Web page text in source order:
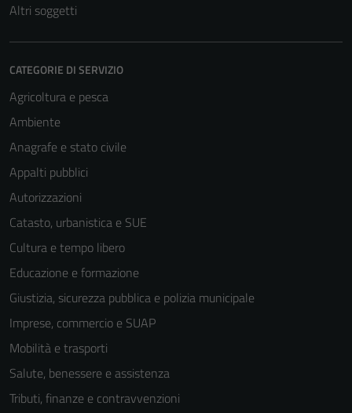
Altri soggetti
CATEGORIE DI SERVIZIO
Agricoltura e pesca
Ambiente
Anagrafe e stato civile
Appalti pubblici
Autorizzazioni
Catasto, urbanistica e SUE
Cultura e tempo libero
Educazione e formazione
Giustizia, sicurezza pubblica e polizia municipale
Imprese, commercio e SUAP
Mobilità e trasporti
Salute, benessere e assistenza
Tributi, finanze e contravvenzioni